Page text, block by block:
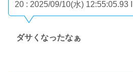
20 : 2025/09/10(水) 12:55:05.93
ダサくなったなぁ